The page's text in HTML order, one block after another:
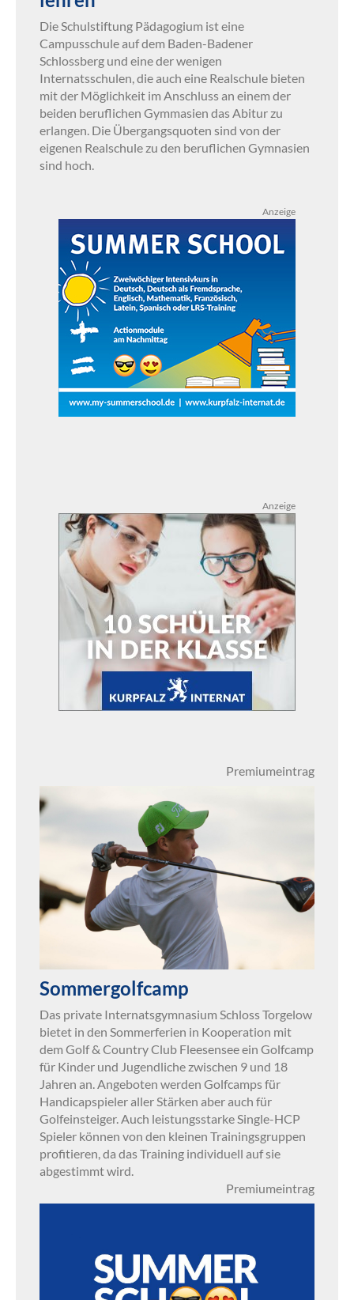
Die Schulstiftung Pädagogium ist eine
Campusschule auf dem Baden-Badener
Schlossberg und eine der wenigen
Internatsschulen, die auch eine Realschule bieten
mit der Möglichkeit im Anschluss an einem der
beiden beruflichen Gymmasien das Abitur zu
erlangen. Die Übergangsquoten sind von der
eigenen Realschule zu den beruflichen Gymnasien
sind hoch.
Anzeige
Anzeige
Premiumeintrag
Sommergolfcamp
Das private Internatsgymnasium Schloss Torgelow
bietet in den Sommerferien in Kooperation mit
dem Golf & Country Club Fleesensee ein Golfcamp
für Kinder und Jugendliche zwischen 9 und 18
Jahren an. Angeboten werden Golfcamps für
Handicapspieler aller Stärken aber auch für
Golfeinsteiger. Auch leistungsstarke Single-HCP
Spieler können von den kleinen Trainingsgruppen
profitieren, da das Training individuell auf sie
abgestimmt wird.
Premiumeintrag